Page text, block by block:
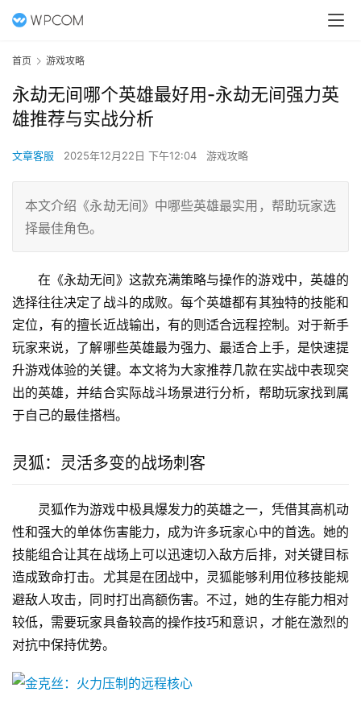
首页 游戏攻略
永劫无间哪个英雄最好用-永劫无间强力英
雄推荐与实战分析
文章客服 2025年12月22日 下午12:04 游戏攻略
本文介绍《永劫无间》中哪些英雄最实用，帮助玩家选
择最佳角色。
在《永劫无间》这款充满策略与操作的游戏中，英雄的
选择往往决定了战斗的成败。每个英雄都有其独特的技能和
定位，有的擅长近战输出，有的则适合远程控制。对于新手
玩家来说，了解哪些英雄最为强力、最适合上手，是快速提
升游戏体验的关键。本文将为大家推荐几款在实战中表现突
出的英雄，并结合实际战斗场景进行分析，帮助玩家找到属
于自己的最佳搭档。
灵狐：灵活多变的战场刺客
灵狐作为游戏中极具爆发力的英雄之一，凭借其高机动
性和强大的单体伤害能力，成为许多玩家心中的首选。她的
技能组合让其在战场上可以迅速切入敌方后排，对关键目标
造成致命打击。尤其是在团战中，灵狐能够利用位移技能规
避敌人攻击，同时打出高额伤害。不过，她的生存能力相对
较低，需要玩家具备较高的操作技巧和意识，才能在激烈的
对抗中保持优势。